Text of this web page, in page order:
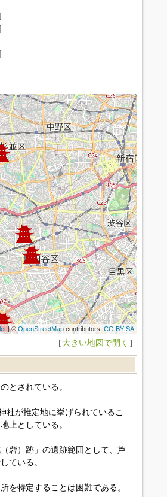
| ©OpenStreetMapcontributors, CC-BY-SA
［大きい地図で開く ］
とされている。
社が推定地に挙げられているこ
上としている。
砦）跡」の遺跡範囲として、芦
ている。
を特定することは困難である。